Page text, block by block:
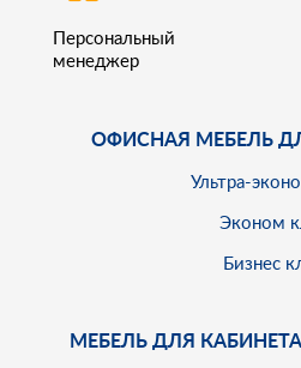
Персональный
менеджер
ОФИСНАЯ МЕБЕЛЬ
Ультра-
Эконом
Бизнес
МЕБЕЛЬ ДЛЯ